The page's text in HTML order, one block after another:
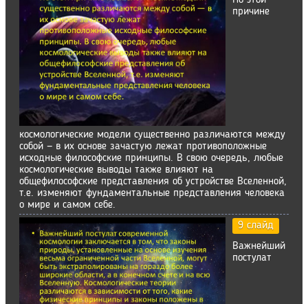
причине
космологические модели существенно различаются между
собой — в их основе зачастую лежат противоположные
исходные философские принципы. В свою очередь, любые
космологические выводы также влияют на
общефилософские представления об устройстве Вселенной,
т.е. изменяют фундаментальные представления человека
о мире и самом себе.
9 слайд
Важнейший
постулат